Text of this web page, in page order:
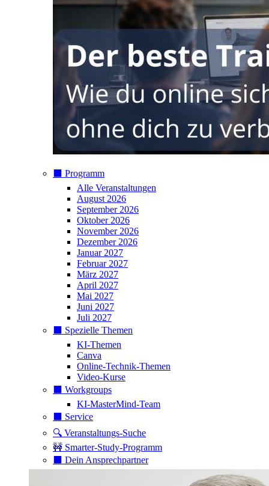
⬛️ Programm
Alle Veranstaltungen
August 2026
September 2026
Oktober 2026
November 2026
Dezember 2026
Januar 2027
Februar 2027
März 2027
April 2027
Mai 2027
Juni 2027
Juli 2027
⬛️ Spezielle Themen
KI-Themen
Canva
Online-Technik-Themen
Video-Kurse
⬛️ Workgroups
KI-MasterMind-Team
⬛️ Service
🔍 Veranstaltungs-Suche
🚧 Smarter-Study-Programm
⬛️ Dein Ansprechpartner